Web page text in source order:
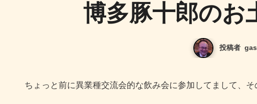
博多豚十郎のお
投稿者
ちょっと前に異業種交流会的な飲み会に参加してまして、